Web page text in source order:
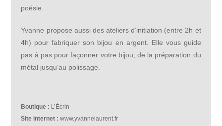
poésie.
Yvanne propose aussi des ateliers d’initiation (entre 2h et
4h) pour fabriquer son bijou en argent. Elle vous guide
pas à pas pour façonner votre bijou, de la préparation du
métal jusqu’au polissage.
Boutique : L’Écrin
Site internet : www.yvannelaurent.fr